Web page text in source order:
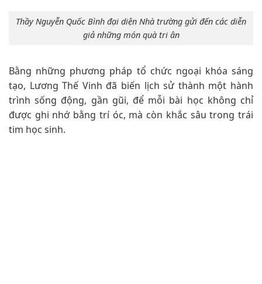
Thầy Nguyễn Quốc Bình đại diện Nhà trường gửi đến các diễn
giả những món quà tri ân
Bằng những phương pháp tổ chức ngoại khóa sáng
tạo, Lương Thế Vinh đã biến lịch sử thành một hành
trình sống động, gần gũi, để mỗi bài học không chỉ
được ghi nhớ bằng trí óc, mà còn khắc sâu trong trái
tim học sinh.